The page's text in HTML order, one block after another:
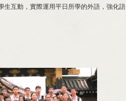
生互動，實際運用平日所學的外語，強化語